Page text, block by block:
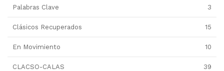
Palabras Clave 3
Clásicos Recuperados 15
En Movimiento 10
CLACSO-CALAS 39